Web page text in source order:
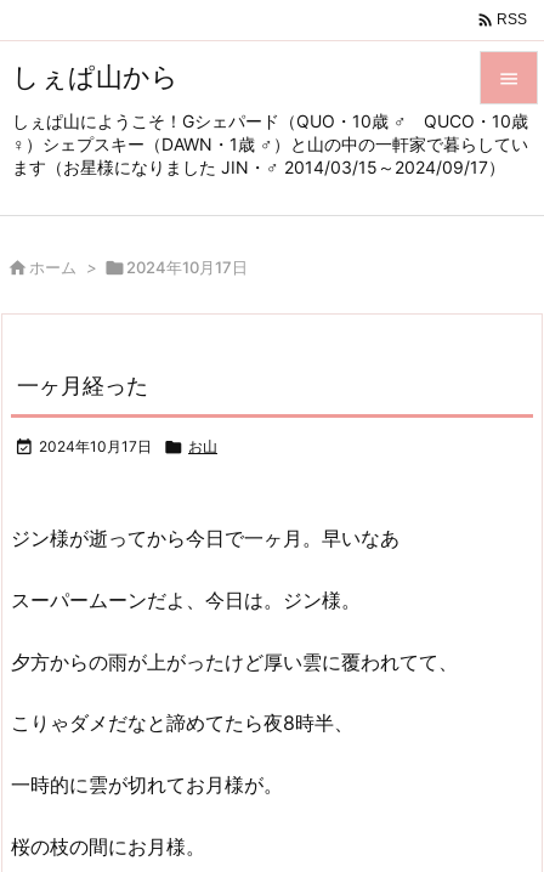
しぇぱ山から
しぇぱ山にようこそ！Gシェパード（QUO・10歳 ♂ QUCO・10歳
♀）シェプスキー（DAWN・1歳 ♂）と山の中の一軒家で暮らしてい
ます（お星様になりました JIN・♂ 2014/03/15～2024/09/17）


メニュ
サイド

 RSS
 ホーム > 2024年10月17日
一ヶ月経った
 2024年10月17日  お山
ジン様が逝ってから今日で一ヶ月。早いなあ
スーパームーンだよ、今日は。ジン様。
夕方からの雨が上がったけど厚い雲に覆われてて、
こりゃダメだなと諦めてたら夜8時半、
一時的に雲が切れてお月様が。
桜の枝の間にお月様。